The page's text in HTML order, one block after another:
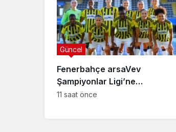
Fenerbahçe arsaVev
Şampiyonlar Ligi’ne
Penaltılarla Veda Etti
Güncel
11 saat önce